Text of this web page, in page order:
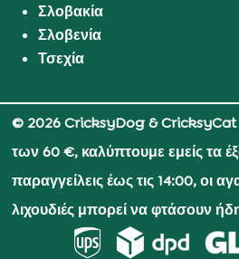
Σλοβακία
Σλοβενία
Τσεχία
© 2026 CricksyDog & CricksyCat
των 60 €, καλύπτουμε εμείς τα
παραγγείλεις έως τις 14:00, οι
λιχουδιές μπορεί να φτάσουν